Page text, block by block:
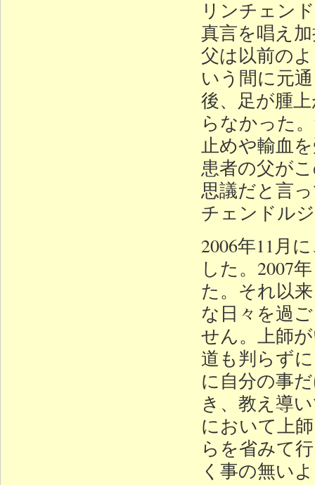
リンチェン
真言を唱え
父は以前の
いう間に元
後、足が腫
らなかった
止めや輸血
患者の父が
思議だと言
チェンドル
2006年11月
した。2007
た。それ以
な日々を過
せん。上師
道も判らず
に自分の事
き、教え導
において上
らを省みて
く事の無い